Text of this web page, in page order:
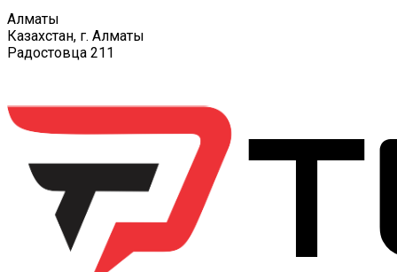
Алматы
Казахстан, г. Алматы
Радостовца 211